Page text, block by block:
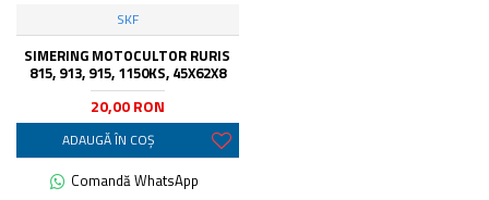
SKF
SIMERING MOTOCULTOR RURIS
815, 913, 915, 1150KS, 45X62X8
20,00 RON
ADAUGĂ ÎN COŞ
Comandă WhatsApp